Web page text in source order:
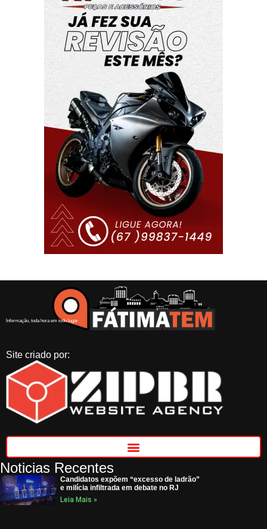
Informação, toda hora em todo lugar
Site criado por:
Noticias Recentes
Candidatos expõem “excesso de ladrão”
e milícia infiltrada em debate no RJ
Leia Mais »